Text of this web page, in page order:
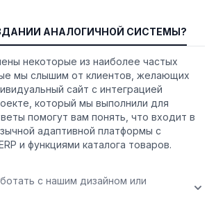
АНАЛОГИЧНОЙ СИСТЕМЫ?
некоторые из наиболее частых
мы слышим от клиентов, желающих
сайт с интеграцией
который мы выполнили для
помогут вам понять, что входит в
адаптивной платформы с
и функциями каталога товаров.
с нашим дизайном или